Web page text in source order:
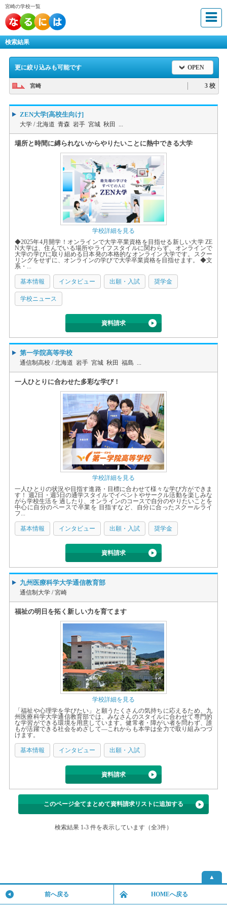
宮崎の学校一覧
検索結果
更に絞り込みも可能です OPEN
宮崎 3 校
ZEN大学[高校生向け]
大学 /北海道 青森 岩手 宮城 秋田 ...
場所と時間に縛られないからやりたいことに熱中できる大学
学校詳細を見る
◆2025年4月開学！オンラインで大学卒業資格を目指せる新しい大学 ZE
N大学は、住んでいる場所やライフスタイルに関わらず、オンラインで
大学の学びに取り組める日本発の本格的なオンライン大学です。スクー
リングをせずに、オンラインの学びで大学卒業資格を目指せます。 ◆文
系・...
基本情報 インタビュー 出願・入試 奨学金
学校ニュース
資料請求
第一学院高等学校
通信制高校 /北海道 岩手 宮城 秋田 福島 ...
一人ひとりに合わせた多彩な学び！
学校詳細を見る
一人ひとりの状況や目指す進路・目標に合わせて様々な学び方ができま
す！ 週2日・週5日の通学スタイルでイベントやサークル活動を楽しみな
がら学校生活を 過したり、オンラインのコースで自分のやりたいことを
中心に自分のペースで卒業を 目指すなど、自分に合ったスクールライ
フ...
基本情報 インタビュー 出願・入試 奨学金
資料請求
九州医療科学大学通信教育部
通信制大学 /宮崎
福祉の明日を拓く新しい力を育てます
学校詳細を見る
「福祉や心理学を学びたい」と願うたくさんの気持ちに応えるため、九
州医療科学大学通信教育部では、みなさんのスタイルに合わせて専門的
な学習ができる環境を用意しています。健常者・障がい者を問わず、誰
もが活躍できる社会をめざして―これからも本学は全力で取り組みつづ
けます。
基本情報 インタビュー 出願・入試
資料請求
このページ全てまとめて資料請求リストに追加する
検索結果 1-3 件を表示しています（全3件）
▲
前へ戻る HOMEへ戻る